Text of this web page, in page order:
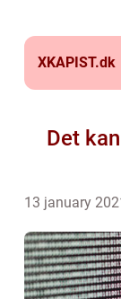
XKAPIST.dk
Det
13 january